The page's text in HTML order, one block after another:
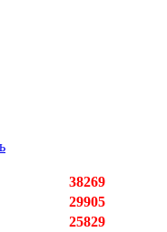
38269
29905
25829